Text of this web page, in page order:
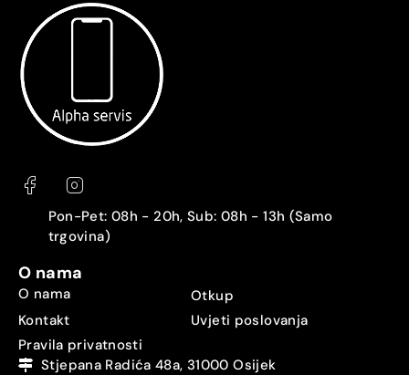
Pon-Pet: 08h - 20h, Sub: 08h - 13h (Samo
trgovina)
O nama
O nama
Otkup
Kontakt
Uvjeti poslovanja
Pravila privatnosti
Stjepana Radića 48a, 31000 Osijek